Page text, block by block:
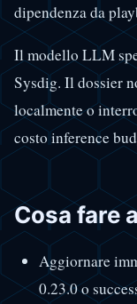
dipendenza da
Il modello LLM
Sysdig. Il dossier
localmente o
costo inference
Cosa fare
Aggiornare
0.23.0 o